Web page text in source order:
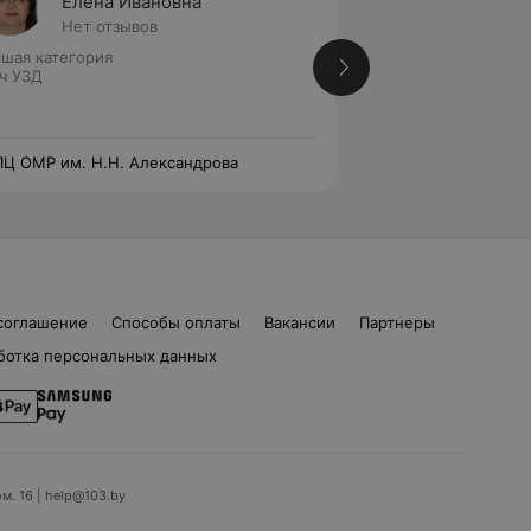
Нет отзывов
категория
УЗД
ОМР им. Н.Н. Александрова
Способы оплаты Вакансии
Партнеры
персональных данных
16 | help@103.by